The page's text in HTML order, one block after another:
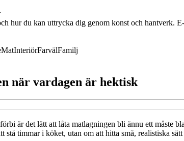
hur du kan uttrycka dig genom konst och hantverk.
MatInteriörFarvälFamilj
när vardagen är hektisk
är det lätt att låta matlagningen bli ännu ett måste
stå timmar i köket, utan om att hitta små, realistiska